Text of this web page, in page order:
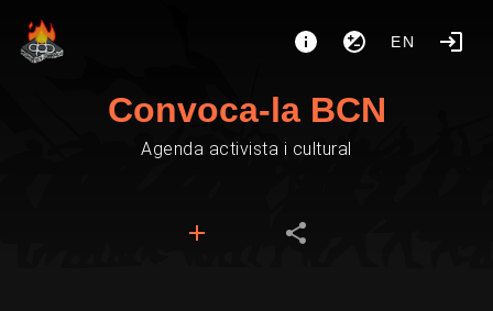
EN
Convoca-la BCN
Agenda activista i cultural